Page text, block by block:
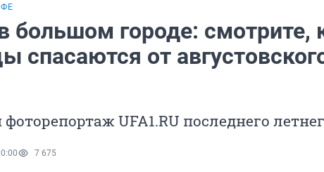
большом городе: смотрите,
спасаются от
UFA1.RU последнего
7 675